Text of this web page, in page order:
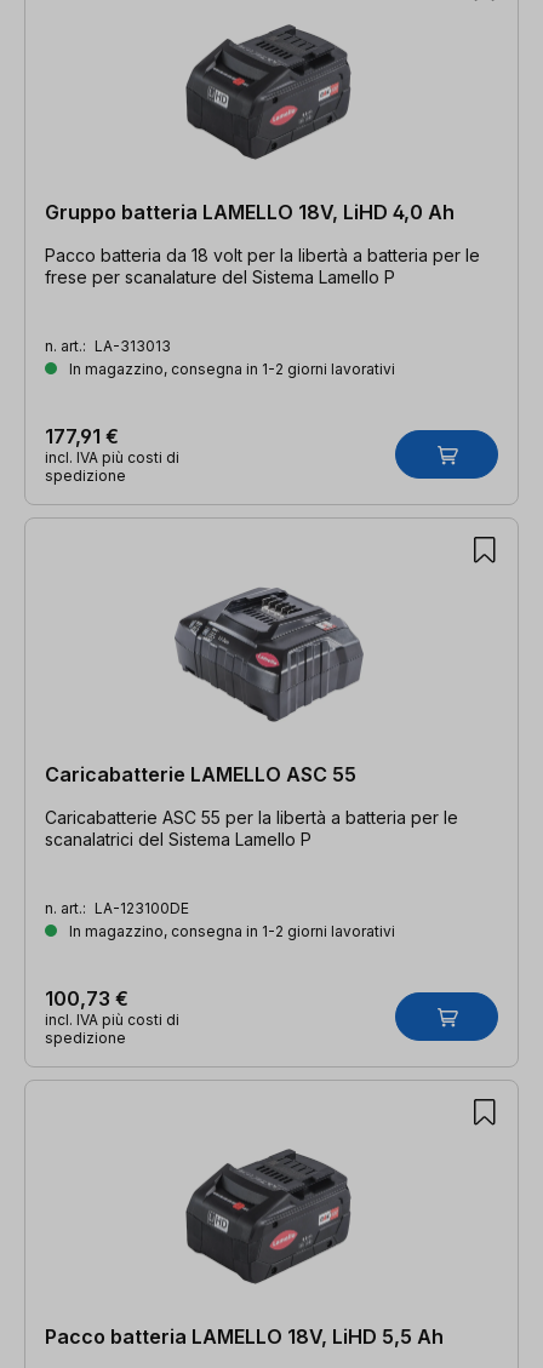
Gruppo batteria LAMELLO 18V, LiHD 4,0 Ah
Pacco batteria da 18 volt per la libertà a batteria per le
frese per scanalature del Sistema Lamello P
n. art.: LA-313013
In magazzino, consegna in 1-2 giorni lavorativi
177,91 €
incl. IVA più costi di
spedizione
Caricabatterie LAMELLO ASC 55
Caricabatterie ASC 55 per la libertà a batteria per le
scanalatrici del Sistema Lamello P
n. art.: LA-123100DE
In magazzino, consegna in 1-2 giorni lavorativi
100,73 €
incl. IVA più costi di
spedizione
Pacco batteria LAMELLO 18V, LiHD 5,5 Ah